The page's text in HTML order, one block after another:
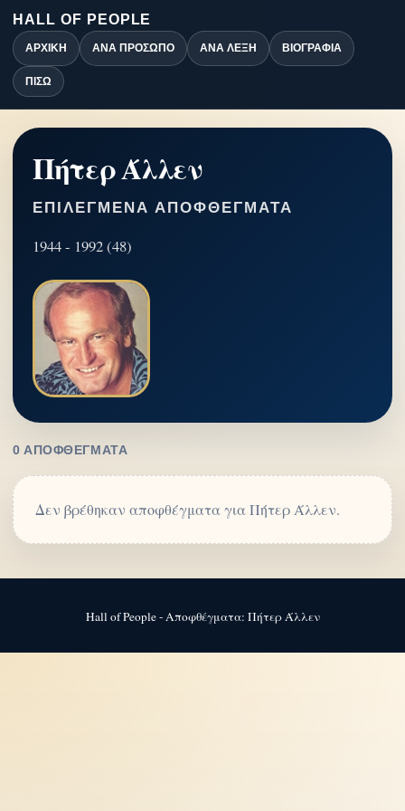
HALL OF PEOPLE
ΑΡΧΙΚΉ ΑΝΆ ΠΡΌΣΩΠΟ ΑΝΆ ΛΈΞΗ ΒΙΟΓΡΑΦΊΑ
ΠΊΣΩ
Πήτερ Άλλεν
ΕΠΙΛΕΓΜΈΝΑ ΑΠΟΦΘΈΓΜΑΤΑ
1944 - 1992 (48)
0 ΑΠΟΦΘΈΓΜΑΤΑ
Δεν βρέθηκαν αποφθέγματα για Πήτερ Άλλεν.
Hall of People - Αποφθέγματα: Πήτερ Άλλεν